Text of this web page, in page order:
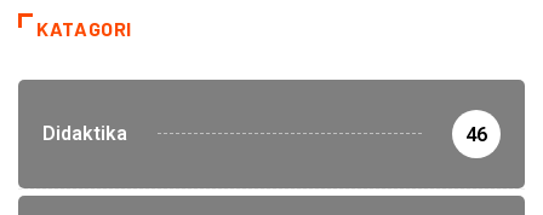
KATAGORI
Didaktika 46